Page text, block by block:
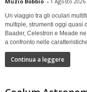
Un viaggio tra gli oculari
multiple, strumenti oggi quasi
Baader, Celestron e Meade
a confronto nelle
Continua a leggere